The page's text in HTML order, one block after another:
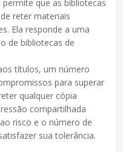
que as bibliotecas
reter materiais
Ela responde a uma
de bibliotecas de
títulos, um número
para superar
qualquer cópia
compartilhada
risco e o número de
sua tolerância.